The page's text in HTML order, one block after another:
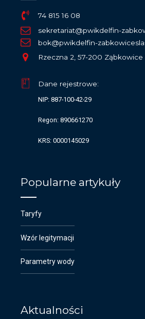
74 815 16 08
sekretariat@pwikdelfin-
bok@pwikdelfin-
Rzeczna 2, 57-200 Ząbkowice
Dane rejestrowe:
NIP: 887-100-42-29
Regon: 890661270
KRS: 0000145029
Popularne artykuły
Taryfy
Wzór legitymacji
Parametry wody
Aktualności